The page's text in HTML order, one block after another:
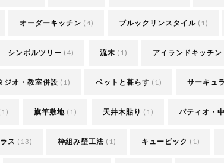
オーダーキッチン (4) ブルックリンスタイル (1)
シンボルツリー (4) 流木 (1) アイランドキッチン
ジオ・教室併設 (1) ペットと暮らす (1) サーキュ
旗竿敷地 (1) 天井木貼り (1) パティオ・
ス (13) 枠組み壁工法 (1) キュービック (1)